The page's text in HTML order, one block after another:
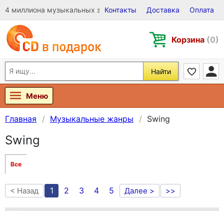
4 миллиона музыкальных записей на Виниле, CD и DVD
Контакты Доставка Оплата
Корзина (0)
Найти
Меню
Главная Музыкальные жанры Swing
Swing
Все
< Назад 1 2 3 4 5 Далее > >>